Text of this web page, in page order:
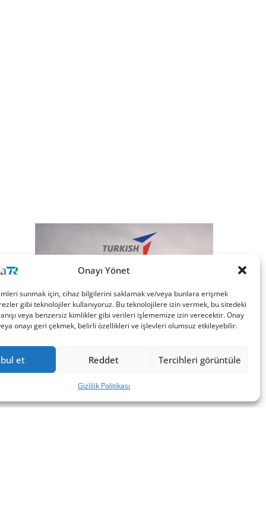
Onayı Yönet
sunmak için, cihaz bilgilerini saklamak ve/veya bunlara erişmek
gibi teknolojiler kullanıyoruz. Bu teknolojilere izin vermek, bu sitedeki
veya benzersiz kimlikler gibi verileri işlememize izin verecektir. Onay
onayı geri çekmek, belirli özellikleri ve işlevleri olumsuz etkileyebilir.
et Reddet Tercihleri görüntüle
Gizlilik Politikası